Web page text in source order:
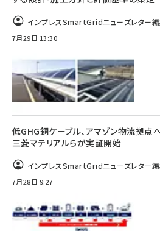
インプレスSmartGridニューズレター
7月29日 13:30
低GHG銅ケーブル、アマゾン物流拠点
三菱マテリアルらが実証開始
インプレスSmartGridニューズレター
7月28日 9:27